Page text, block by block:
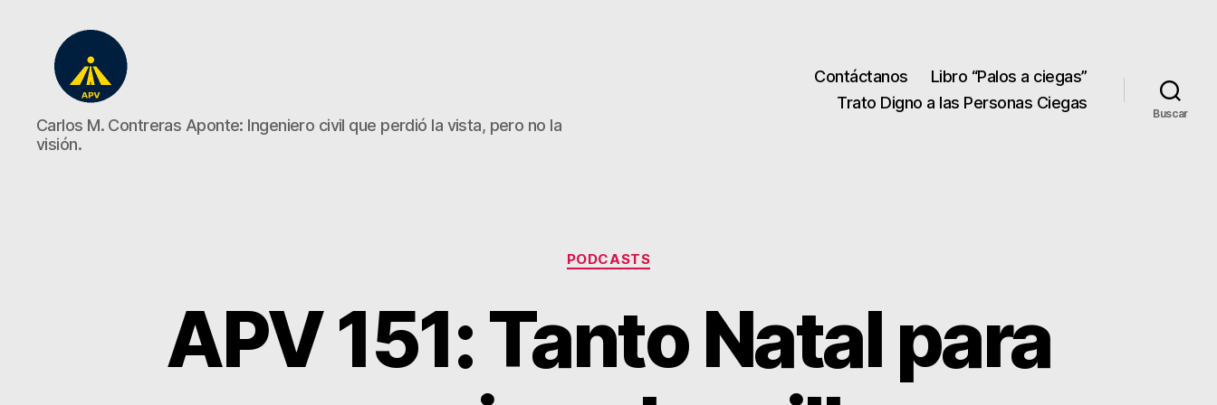
A
Plena
Vista
Carlos M. Contreras Aponte: Ingeniero civil que perdió la vista, pero no la
visión.
Contáctanos
Libro “Palos a ciegas”
Trato Digno a las Personas Ciegas
Buscar
Categorías
PODCASTS
APV 151: Tanto Natal para